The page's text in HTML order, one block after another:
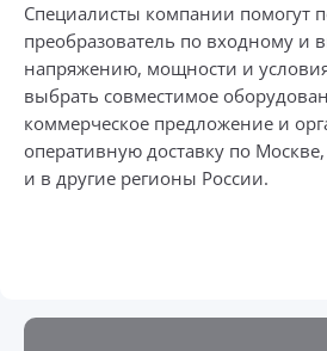
Специалисты компании помогут
преобразователь по входному и
напряжению, мощности и
выбрать совместимое
коммерческое предложение и
оперативную доставку по
и в другие регионы России.